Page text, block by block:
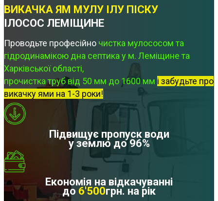
ВИКАЧКА ЯМ МУЛУ ІЛУ ПІСКУ
ІЛОСОС ЛЕМІЩИНЕ
Проводьте професійно чистка мулососом та
гідродинамікою дна септика у м. Леміщине та
Харківської області,
прочистка труб від 50 мм до 1600 мм і забудьте про
викачку ями на 1-3 роки!
Підвищує пропуск води
у землю до 96%
Економія на відкачуванні
до 6'500грн. на рік